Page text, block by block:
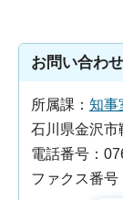
お問い合わせ
所属課： 知
石川県金沢市
電話番号：
ファクス番